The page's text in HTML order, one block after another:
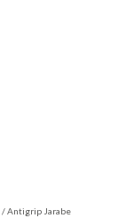
/ Antigrip Jarabe